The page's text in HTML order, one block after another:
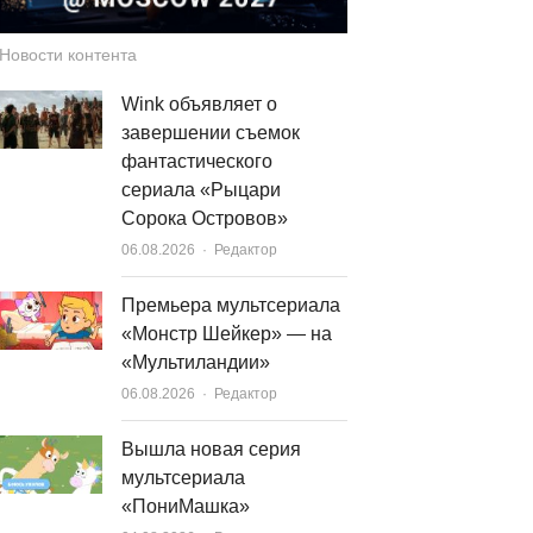
Новости контента
Wink объявляет о
завершении съемок
фантастического
сериала «Рыцари
Сорока Островов»
06.08.2026 Author
Редактор
Премьера мультсериала
«Монстр Шейкер» — на
«Мультиландии»
06.08.2026 Author
Редактор
Вышла новая серия
мультсериала
«ПониМашка»